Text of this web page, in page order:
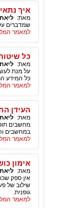
איך
מאת:
שמדברים
למאמר
כל
מאת:
על מנת
כל המידע
למאמר
העידן
מאת:
מחשבים
במחשבים
למאמר
אימון
מאת:
אין ספק
שילוב של
גופנית.
למאמר